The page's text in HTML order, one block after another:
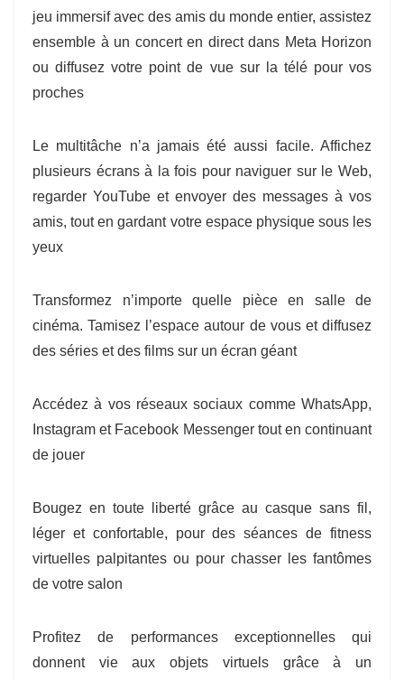
jeu immersif avec des amis du monde entier, assistez
ensemble à un concert en direct dans Meta Horizon
ou diffusez votre point de vue sur la télé pour vos
proches
Le multitâche n’a jamais été aussi facile. Affichez
plusieurs écrans à la fois pour naviguer sur le Web,
regarder YouTube et envoyer des messages à vos
amis, tout en gardant votre espace physique sous les
yeux
Transformez n’importe quelle pièce en salle de
cinéma. Tamisez l’espace autour de vous et diffusez
des séries et des films sur un écran géant
Accédez à vos réseaux sociaux comme WhatsApp,
Instagram et Facebook Messenger tout en continuant
de jouer
Bougez en toute liberté grâce au casque sans fil,
léger et confortable, pour des séances de fitness
virtuelles palpitantes ou pour chasser les fantômes
de votre salon
Profitez de performances exceptionnelles qui
donnent vie aux objets virtuels grâce à un